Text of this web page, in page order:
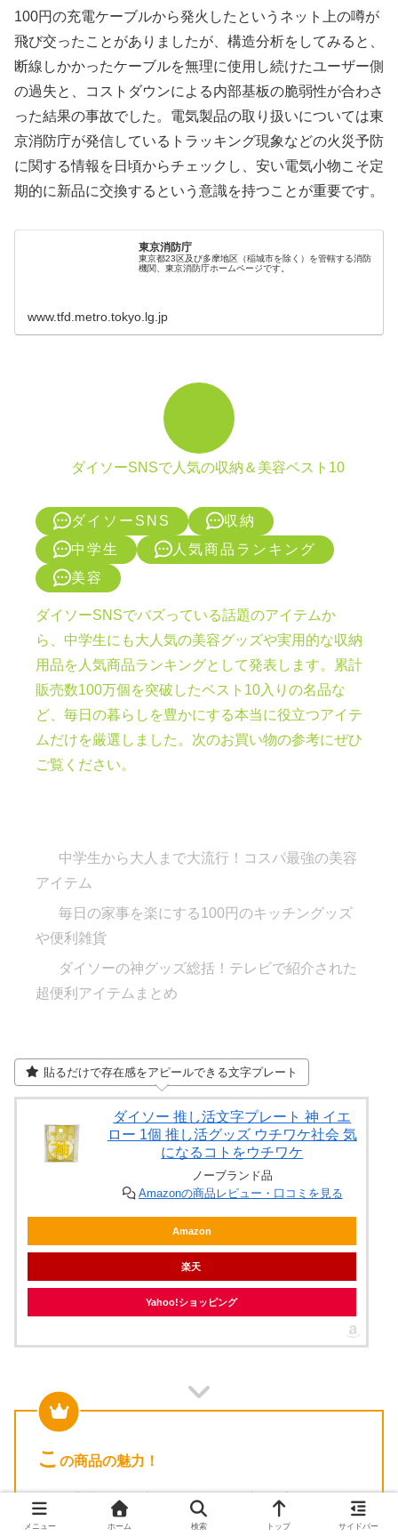
100円の充電ケーブルから発火したというネット上の噂が
飛び交ったことがありましたが、構造分析をしてみると、
断線しかかったケーブルを無理に使用し続けたユーザー側
の過失と、コストダウンによる内部基板の脆弱性が合わさ
った結果の事故でした。電気製品の取り扱いについては東
京消防庁が発信しているトラッキング現象などの火災予防
に関する情報を日頃からチェックし、安い電気小物こそ定
期的に新品に交換するという意識を持つことが重要です。
東京消防庁
東京都23区及び多摩地区（稲城市を除く）を管轄する消防
機関、東京消防庁ホームページです。
www.tfd.metro.tokyo.lg.jp
ダイソーSNSで人気の収納＆美容ベスト10
ダイソーSNS
収納
中学生
人気商品ランキング
美容
ダイソーSNSでバズっている話題のアイテムか
ら、中学生にも大人気の美容グッズや実用的な収納
用品を人気商品ランキングとして発表します。累計
販売数100万個を突破したベスト10入りの名品な
ど、毎日の暮らしを豊かにする本当に役立つアイテ
ムだけを厳選しました。次のお買い物の参考にぜひ
ご覧ください。
中学生から大人まで大流行！コスパ最強の美容
アイテム
毎日の家事を楽にする100円のキッチングッズ
や便利雑貨
ダイソーの神グッズ総括！テレビで紹介された
超便利アイテムまとめ
貼るだけで存在感をアピールできる文字プレート
ダイソー 推し活文字プレート 神 イエ
ロー 1個 推し活グッズ ウチワケ社会 気
になるコトをウチワケ
ノーブランド品
Amazonの商品レビュー・口コミを見る
Amazon
楽天
Yahoo!ショッピング
こ の商品の魅力！
推し活界隈のSNSで密かにバズっている注目の応援アイテム
をご紹介します。ダイソー 推し活文字プレート 神 イエロー 1
メニュー ホーム 検索 トップ サイドバー